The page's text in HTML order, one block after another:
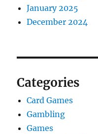
January 2025
December 2024
Categories
Card Games
Gambling
Games